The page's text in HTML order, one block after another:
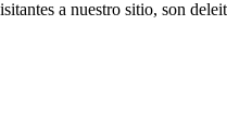
a nuestro sitio, son